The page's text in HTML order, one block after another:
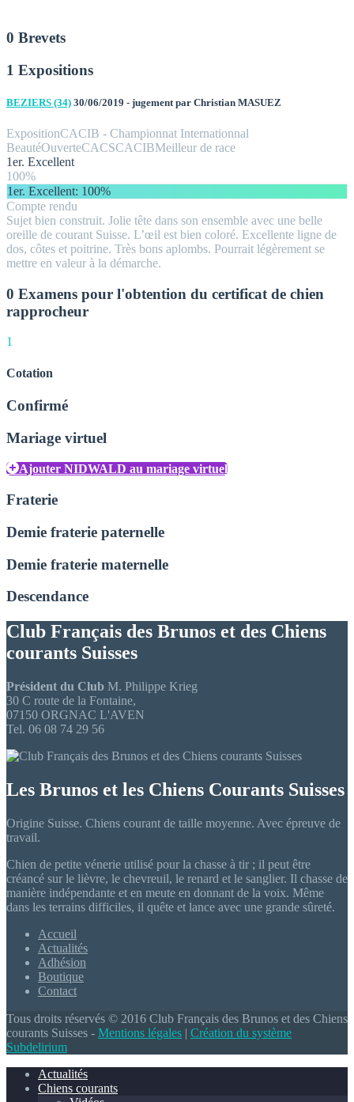
0 Brevets
1 Expositions
BEZIERS (34) 30/06/2019 - jugement par Christian MASUEZ
ExpositionCACIB - Championnat Internationnal
BeautéOuverteCACSCACIBMeilleur de race
1er. Excellent
100%
1er. Excellent: 100%
Compte rendu
Sujet bien construit. Jolie tête dans son ensemble avec une belle
oreille de courant Suisse. L’œil est bien coloré. Excellente ligne de
dos, côtes et poitrine. Très bons aplombs. Pourrait légèrement se
mettre en valeur à la démarche.
0 Examens pour l'obtention du certificat de chien
rapprocheur
1
Cotation
Confirmé
Mariage virtuel
Ajouter NIDWALD au mariage virtuel
Fraterie
Demie fraterie paternelle
Demie fraterie maternelle
Descendance
Club Français des Brunos et des Chiens
courants Suisses
Président du Club M. Philippe Krieg
30 C route de la Fontaine,
07150 ORGNAC L'AVEN
Tel. 06 08 74 29 56
Les Brunos et les Chiens Courants Suisses
Origine Suisse. Chiens courant de taille moyenne. Avec épreuve de
travail.
Chien de petite vénerie utilisé pour la chasse à tir ; il peut être
créancé sur le lièvre, le chevreuil, le renard et le sanglier. Il chasse de
manière indépendante et en meute en donnant de la voix. Même
dans les terrains difficiles, il quête et lance avec une grande sûreté.
Accueil
Actualités
Adhésion
Boutique
Contact
Tous droits réservés © 2016 Club Français des Brunos et des Chiens
courants Suisses - Mentions légales | Création du système
Subdelirium
Actualités
Chiens courants